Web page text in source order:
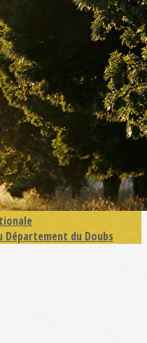
affichées
Département du Doubs